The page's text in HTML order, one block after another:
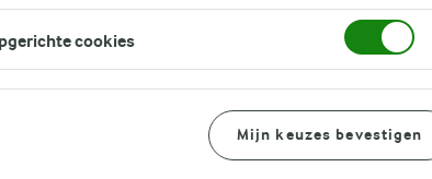
cookies
Mijn keuzes bevestigen